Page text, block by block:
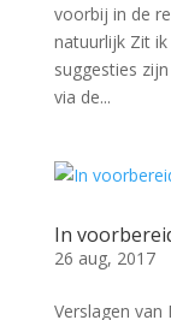
voorbij in de
natuurlijk Zit
suggesties
via de...
In
26 aug, 2017
Verslagen